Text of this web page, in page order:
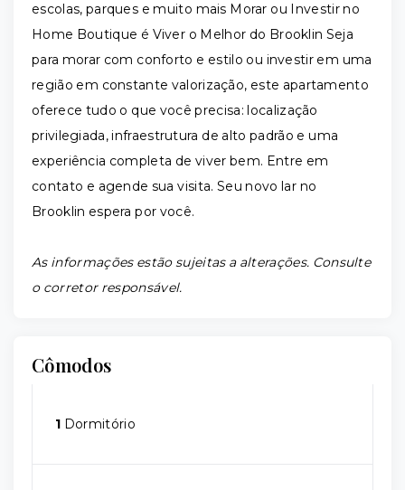
escolas, parques e muito mais Morar ou Investir no
Home Boutique é Viver o Melhor do Brooklin Seja
para morar com conforto e estilo ou investir em uma
região em constante valorização, este apartamento
oferece tudo o que você precisa: localização
privilegiada, infraestrutura de alto padrão e uma
experiência completa de viver bem. Entre em
contato e agende sua visita. Seu novo lar no
Brooklin espera por você.
As informações estão sujeitas a alterações. Consulte
o corretor responsável.
Cômodos
1 Dormitório